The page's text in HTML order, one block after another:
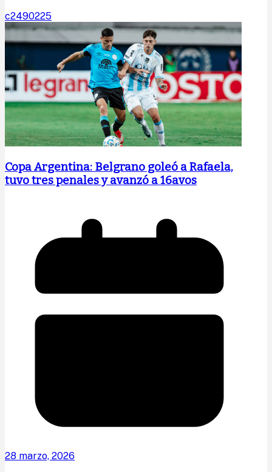
c2490225
Copa Argentina: Belgrano goleó a Rafaela,
tuvo tres penales y avanzó a 16avos
28 marzo, 2026